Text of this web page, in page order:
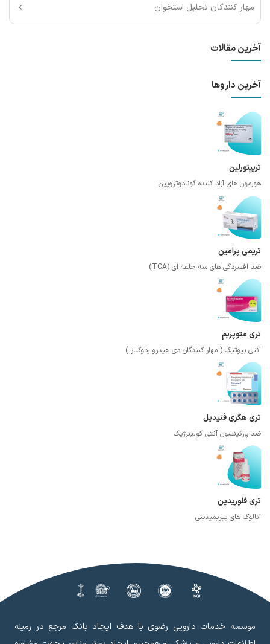
مهار کنندگان تحلیل استخوان
آخرین مقالات
آخرین داروها
تریپتورلین
هورمون های آزاد کننده گونادوتروپین
تریمی پرامین
ضد افسردگی های سه حلقه ای (TCA)
تری متوپریم
آنتی بیوتیک ( مهار کنندگان دی هیدرو ردوکتاز )
تری هگزی فنیدیل
ضد پارکینسون آنتی کولینرژیک
تری فلوریدین
آنالوگ های پیریمیدینی
موسسه خدمات دارویی رضوی با هدف ایجاد بانک مرجع در زمینه